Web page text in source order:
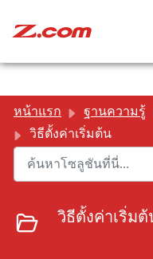
หน้าแรก ฐานความรู้
วิธีตั้งค่าเริ่มต้น
วิธีตั้งค่าเริ่มต้